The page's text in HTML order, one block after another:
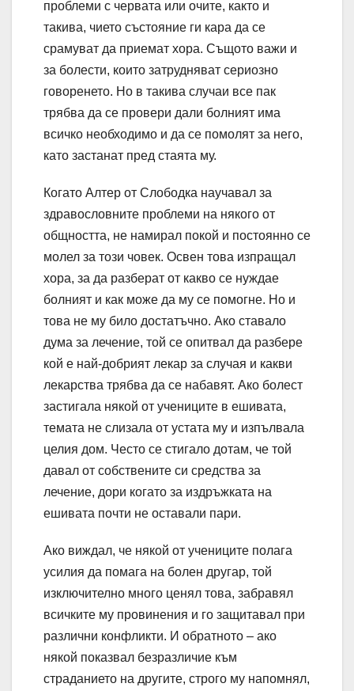
проблеми с червата или очите, както и
такива, чието състояние ги кара да се
срамуват да приемат хора. Същото важи и
за болести, които затрудняват сериозно
говоренето. Но в такива случаи все пак
трябва да се провери дали болният има
всичко необходимо и да се помолят за него,
като застанат пред стаята му.
Когато Алтер от Слободка научавал за
здравословните проблеми на някого от
общността, не намирал покой и постоянно се
молел за този човек. Освен това изпращал
хора, за да разберат от какво се нуждае
болният и как може да му се помогне. Но и
това не му било достатъчно. Ако ставало
дума за лечение, той се опитвал да разбере
кой е най-добрият лекар за случая и какви
лекарства трябва да се набавят. Ако болест
застигала някой от учениците в ешивата,
темата не слизала от устата му и изпълвала
целия дом. Често се стигало дотам, че той
давал от собствените си средства за
лечение, дори когато за издръжката на
ешивата почти не оставали пари.
Ако виждал, че някой от учениците полага
усилия да помага на болен другар, той
изключително много ценял това, забравял
всичките му провинения и го защитавал при
различни конфликти. И обратното – ако
някой показвал безразличие към
страданието на другите, строго му напомнял,